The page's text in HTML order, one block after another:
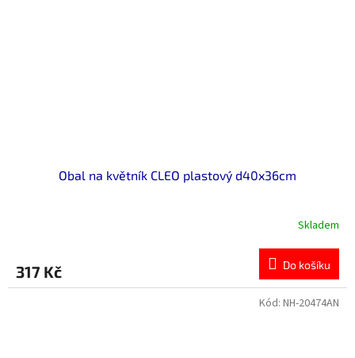
Obal na květník CLEO plastový d40x36cm
Skladem
317 Kč Do košíku
Kód: NH-20474AN